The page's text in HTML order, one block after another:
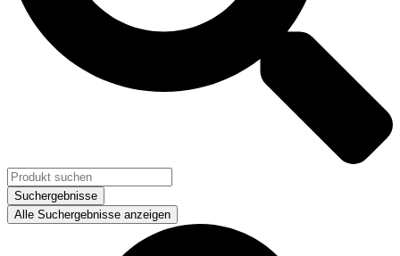
Suchergebnisse
Alle Suchergebnisse anzeigen